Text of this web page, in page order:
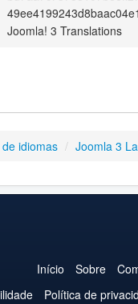
Joomla! 3 Translations
idiomas / Joomla 3
Início Sobre
Política de